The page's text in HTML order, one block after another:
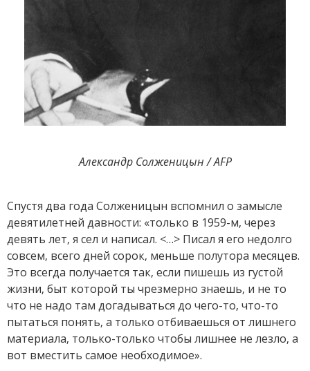
Александр Солженицын / AFP
Спустя два года Солженицын вспомнил о замысле
девятилетней давности: «только в 1959-м, через
девять лет, я сел и написал. <…> Писал я его недолго
совсем, всего дней сорок, меньше полутора месяцев.
Это всегда получается так, если пишешь из густой
жизни, быт которой ты чрезмерно знаешь, и не то
что не надо там догадываться до чего-то, что-то
пытаться понять, а только отбиваешься от лишнего
материала, только-только чтобы лишнее не лезло, а
вот вместить самое необходимое».